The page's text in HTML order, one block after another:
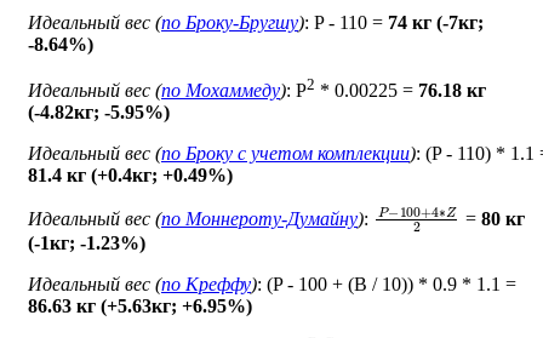
Идеальный вес (по Броку-Бругшу): P - 110 = 74 кг (-7кг;
-8.64%)
Идеальный вес (по Мохаммеду): P2 * 0.00225 = 76.18 кг
(-4.82кг; -5.95%)
Идеальный вес (по Броку c учетом комплекции): (P - 110) * 1.1
81.4 кг (+0.4кг; +0.49%)
Идеальный вес (по Моннероту-Думайну): P− 100 +4∗ 2
=80 кг
(-1кг; -1.23%)
Идеальный вес (по Креффу): (P - 100 + (B / 10)) * 0.9 * 1.1 =
86.63 кг (+5.63кг; +6.95%)